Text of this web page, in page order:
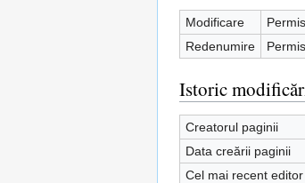
Modificare
Redenumire
Istoric
Creatorul paginii
Data creării paginii
Cel mai recent editor